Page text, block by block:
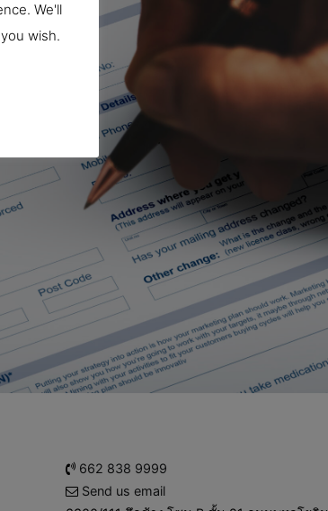
662 838 9999
Send us email
We'll
wish.